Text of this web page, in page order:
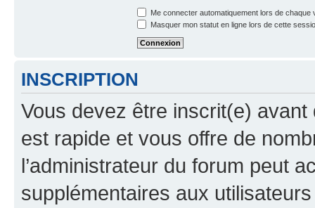
Me connecter automatiquement lors de chaque
Masquer mon statut en ligne lors de cette
INSCRIPTION
Vous devez être inscrit(e) avant
est rapide et vous offre de
l’administrateur du forum peut
supplémentaires aux